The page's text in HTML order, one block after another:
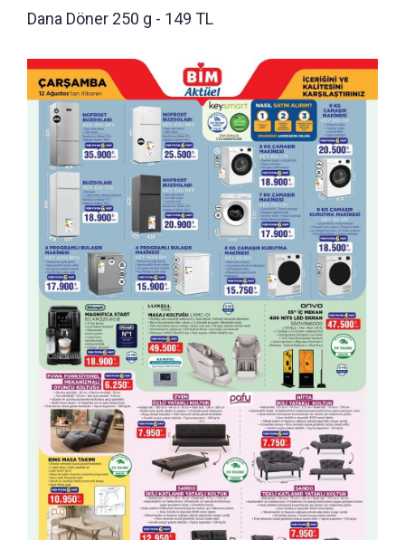
Dana Döner 250 g - 149 TL